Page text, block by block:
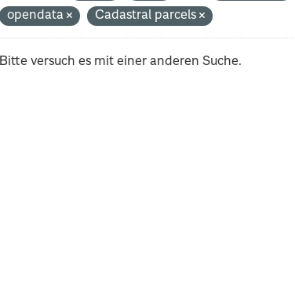
opendata
Cadastral parcels
Bitte versuch es mit einer anderen Suche.